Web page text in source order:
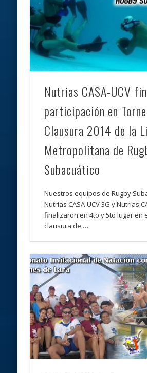
Nutrias CASA-UCV
participación en
Clausura 2014 de la
Metropolitana de
Subacuático
Nuestros equipos de Rugby
Nutrias CASA-UCV 3G y Nutrias
finalizaron en 4to y 5to lugar en
clausura de …